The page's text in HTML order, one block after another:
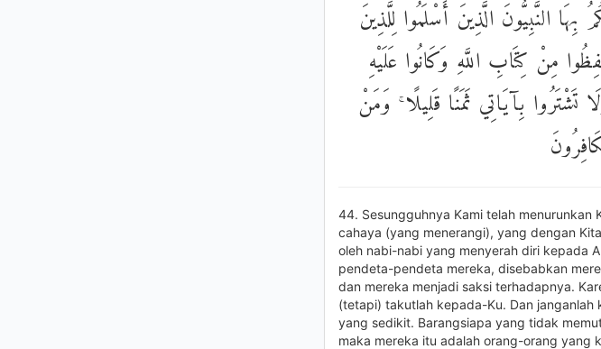
النَّبِيُّونَ الَّذِينَ أَسْلَمُوا لِلَّذِينَ
مِنْ كِتَابِ اللَّهِ وَكَانُوا عَلَيْهِ
بِآيَاتِي ثَمَنًا قَلِيلًا ۚ وَمَنْ
44. Sesungguhnya Kami telah
cahaya (yang menerangi), yang dengan
oleh nabi-nabi yang menyerah diri kepada
pendeta-pendeta mereka, disebabkan
dan mereka menjadi saksi terhadapnya.
(tetapi) takutlah kepada-Ku. Dan
yang sedikit. Barangsiapa yang tidak
maka mereka itu adalah orang-orang yang